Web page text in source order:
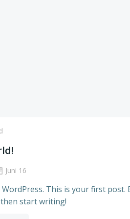
Juni 16
This is your first post.
start writing!